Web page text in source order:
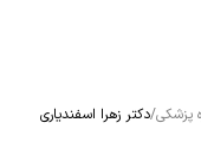
پزشکی/دکتر زهرا اسفندیاری